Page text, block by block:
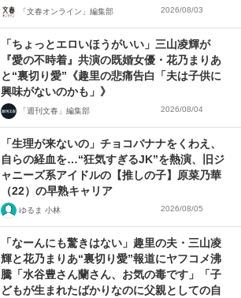
「文春オンライン」編集部 2026/08/03
「ちょっとエロいほうがいい」三山凌輝が
『愛の不時着』共演の既婚女優・花乃まりあ
と“裏切り愛”《趣里の悲痛告白「夫は子供に
興味がないのかも」》
「週刊文春」編集部 2026/08/04
「生理が来ないの」チョコバナナをくわえ、
自らの経血を…“狂気すぎるJK”を熱演、旧ジ
ャニーズ系アイドルの【推しの子】原菜乃華
（22）の早熟キャリア
ゆるま 小林 2026/08/05
「なーんにも驚きはない」趣里の夫・三山凌
輝と花乃まりあ“裏切り愛”報道にヤフコメ沸
騰「水谷豊さん蘭さん、お気の毒です」「子
どもが生まれたばかりなのに父親としての自